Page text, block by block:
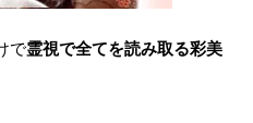
で霊視で全てを読み取る彩美